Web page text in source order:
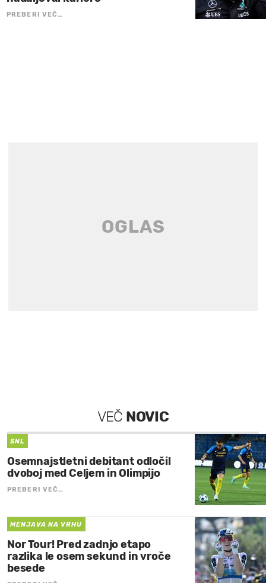
PREBERI VEČ…
VEČ NOVIC
SNL
Osemnajstletni debitant odločil
dvoboj med Celjem in Olimpijo
PREBERI VEČ…
MENJAVA NA VRHU
Nor Tour! Pred zadnjo etapo
razlika le osem sekund in vroče
besede